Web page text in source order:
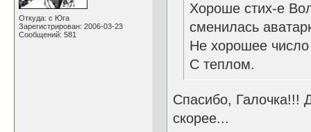
Откуда: с Юга
Зарегистрирован: 2006-03-23
Сообщений: 581
Хороше стих-е
сменилась
Не хорошее число
С теплом.
Спасибо, Галочка!!!
скорее...